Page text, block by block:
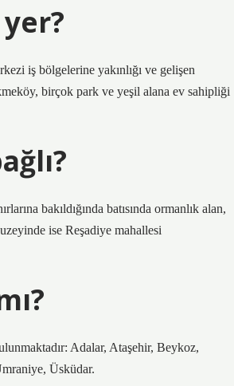
iş bölgelerine yakınlığı ve gelişen
birçok park ve yeşil alana ev sahipliği
bakıldığında batısında ormanlık alan,
ise Reşadiye mahallesi
Adalar, Ataşehir, Beykoz,
Üsküdar.